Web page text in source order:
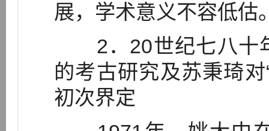
展，学术意义不容低估
2．20世纪七八十
的考古研究及苏秉琦
初次界定